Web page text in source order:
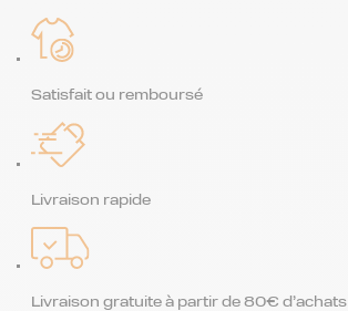
Satisfait ou remboursé
Livraison rapide
Livraison gratuite à partir de 80€ d’achats